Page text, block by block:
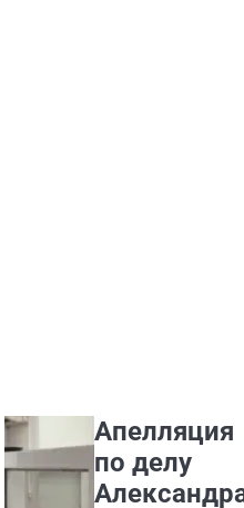
Апелляция
по делу